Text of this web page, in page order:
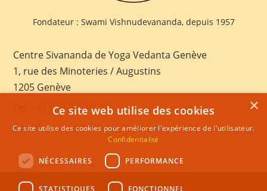
Fondateur : Swami Vishnudevananda, depuis 1957
Centre Sivananda de Yoga Vedanta Genève
1, rue des Minoteries / Augustins
1205 Genève
+41 022 328 03 28
E-mail:geneva@sivananda.net
×
Ce site web utilise des cookies
Ce site utilise des cookies pour améliorer l'expérience de l'utilisateur.
Confidentialité
NÉCESSAIRES PERFORMANCE
STATISTIQUES FONCTIONNEL